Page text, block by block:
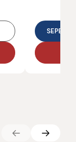
SEPETE